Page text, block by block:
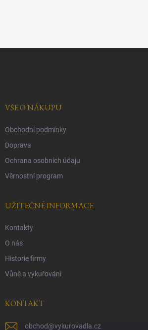
VŠE O NÁKUPU
Obchodní podmínky
Doprava
Ochrana osobních údaju
Věrnostní program
UŽITEČNÉ INFORMACE
Kontakty
O nás
Historie firmy
Vůně a vykuřováni
KONTAKT
obchod@vykurovadla.cz